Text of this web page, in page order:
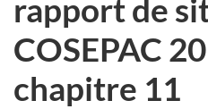
du
site
web,
rapport de
COSEPAC
chapitre 11